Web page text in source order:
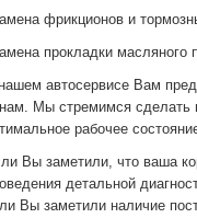
фрикционов и
прокладки масляного
автосервисе Вам
Мы стремимся сделать
рабочее
Вы заметили, что ваша
детальной
Вы заметили наличие